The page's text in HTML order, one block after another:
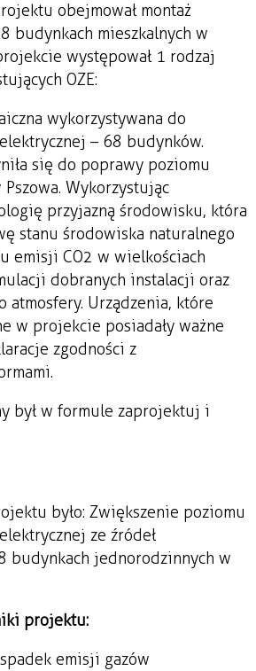
obejmował montaż
budynkach mieszkalnych w
występował 1 rodzaj
OZE:
wykorzystywana do
– 68 budynków.
się do poprawy poziomu
Wykorzystując
przyjazną środowisku, która
stanu środowiska naturalnego
emisji CO2 w wielkościach
dobranych instalacji oraz
atmosfery. Urządzenia, które
w projekcie posiadały ważne
zgodności z
był w formule zaprojektuj i
było: Zwiększenie poziomu
ze źródeł
budynkach jednorodzinnych w
projektu:
emisji gazów